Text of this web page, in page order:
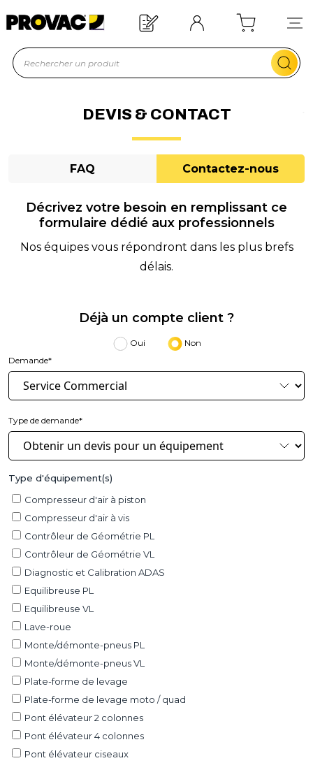
Offre de bienvenue : 20€ offerts !
En savoir plus
DEVIS & CONTACT
FAQ Contactez-nous
Décrivez votre besoin en remplissant ce
formulaire dédié aux professionnels
Nos équipes vous répondront dans les plus brefs
délais.
Déjà un compte client ?
Oui
Non
Demande*
Type de demande*